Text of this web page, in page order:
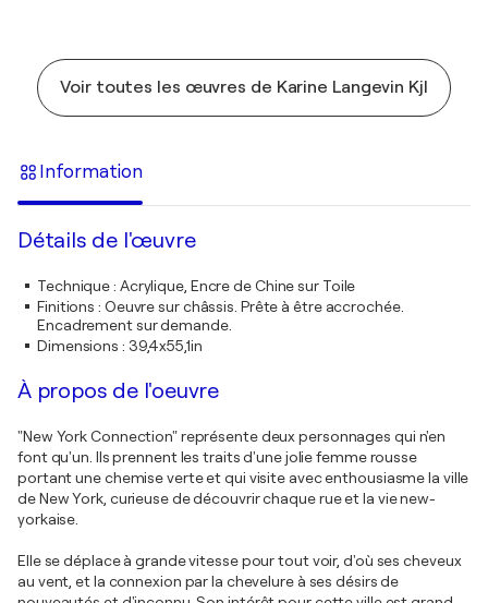
Voir toutes les œuvres de Karine Langevin Kjl
Information
Détails de l'œuvre
Technique: Acrylique, Encre de Chine sur Toile
Finitions : Oeuvre sur châssis. Prête à être accrochée.
Encadrement sur demande.
Dimensions : 39,4x55,1in
À propos de l'oeuvre
"New York Connection" représente deux personnages qui n'en
font qu'un. Ils prennent les traits d'une jolie femme rousse
portant une chemise verte et qui visite avec enthousiasme la ville
de New York, curieuse de découvrir chaque rue et la vie new-
yorkaise.
Elle se déplace à grande vitesse pour tout voir, d'où ses cheveux
au vent, et la connexion par la chevelure à ses désirs de